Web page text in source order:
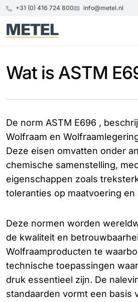
+31 (0) 416 724 800 info@metel.nl
Wat is ASTM
De norm ASTM E696 ,
Wolfraam en
Deze eisen omvatten onder
chemische samenstelling,
eigenschappen zoals
toleranties op maatvoering
Deze normen worden
de kwaliteit en
Wolfraamproducten te
technische toepassingen
druk essentieel zijn. De
standaarden vormt een basis